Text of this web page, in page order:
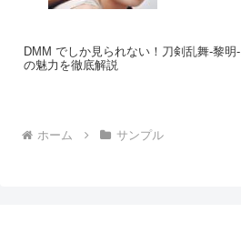
DMM でしか見られない！刀剣乱舞-黎明-
の魅力を徹底解説
ホーム サンプル